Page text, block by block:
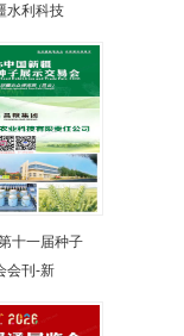
水利科技
十一届种子
会刊-新